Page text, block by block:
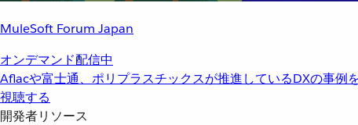
MuleSoft Forum Japan
オンデマンド配信中
Aflacや富士通、ポリプラスチックスが推進しているDXの事例
視聴する
開発者リソース